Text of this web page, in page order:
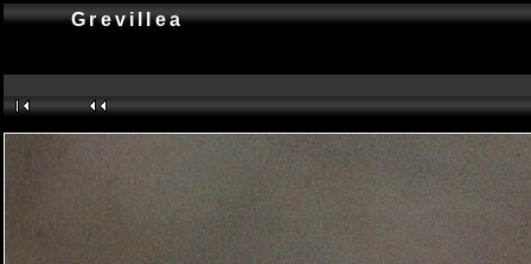
Grevillea